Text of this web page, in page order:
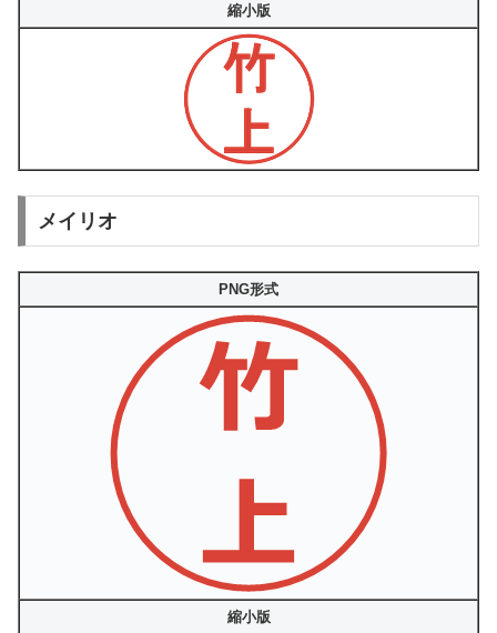
縮小版
メイリオ
PNG形式
縮小版